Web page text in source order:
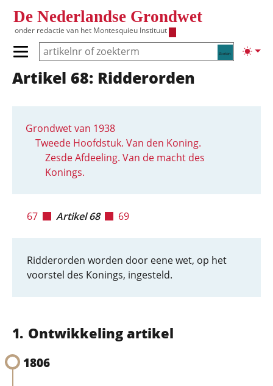
De Nederlandse Grondwet
onder redactie van het Montesquieu Instituut
Zoeken
Primair menu tonen/verbergen
Hoofdnavigatie
Artikel 68: Ridderorden
Grondwet van 1938
Tweede Hoofdstuk. Van den Koning.
Zesde Afdeeling. Van de macht des
Konings.
67 Artikel 68 69
Ridderorden worden door eene wet, op het
voorstel des Konings, ingesteld.
Ontwikkeling artikel
1806